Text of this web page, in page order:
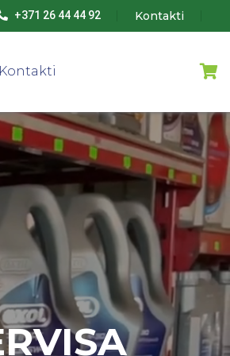
Kontakti
Kontakti
+371 26 44 44 92